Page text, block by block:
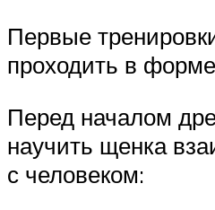
Первые
проходить в
Перед началом
научить щенка
с человеком: